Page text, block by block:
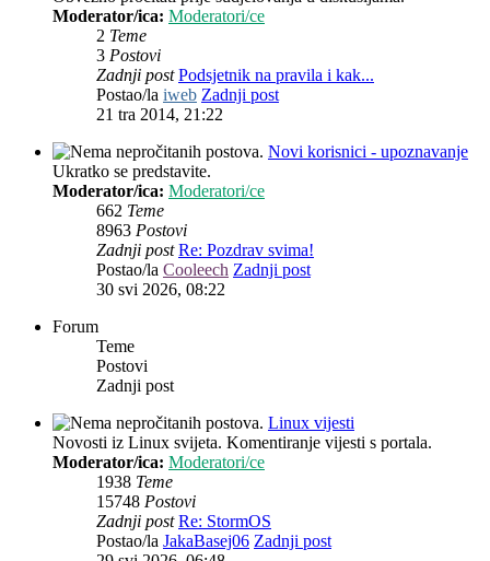
Moderator/ica: Moderatori/ce
2 Teme
3 Postovi
Zadnji post Podsjetnik na pravila i kak...
Postao/la iweb Zadnji post
21 tra 2014, 21:22
Novi korisnici - upoznavanje
Ukratko se predstavite.
Moderator/ica: Moderatori/ce
662 Teme
8963 Postovi
Zadnji post Re: Pozdrav svima!
Postao/la Cooleech Zadnji post
30 svi 2026, 08:22
Forum
Teme
Postovi
Zadnji post
Linux vijesti
Novosti iz Linux svijeta. Komentiranje vijesti s portala.
Moderator/ica: Moderatori/ce
1938 Teme
15748 Postovi
Zadnji post Re: StormOS
Postao/la JakaBasej06 Zadnji post